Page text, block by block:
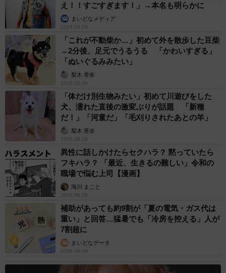
え！！すごすぎます！」→本名も明らかに
まいどなメディア
2026.08.09
「これが不動柴か…」初めて外を散歩した豆柴
→2分後、足元でうるうる 「かわいすぎる」
「ぬいぐるみみたい」
梨木 香奈
2026.08.09
「体だけ別生物みたい」初めて川遊びをした
犬、濡れた直後の激変ぶりが話題 「新種
だ！」「河童だ」「毛刈りされたあとの羊」
梨木 香奈
2026.08.09
異性に話しかけたらセクハラ？ 黙っていたら
フキハラ？ 「最近、生きるの難しい」令和の
職場で悩む上司【漫画】
海川 まこと
2026.08.09
補助があっても約9割が「夏の電気・ガス代は
重い」と回答…猛暑でも「冷房を控える」人が
7割超に
まいどなデータ
2026.08.08